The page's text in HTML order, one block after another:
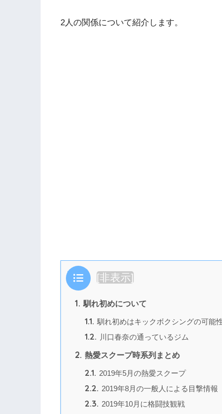
2人の関係について紹介します。
目次 [非表示]
1. 馴れ初めについて
1.1. 馴れ初めはキックボクシングの可能
1.2. 川口春奈の通っているジム
2. 熱愛スクープ時系列まとめ
2.1. 2019年5月の熱愛スクープ
2.2. 2019年8月の一般人による目撃情報
2.3. 2019年10月に格闘技観戦